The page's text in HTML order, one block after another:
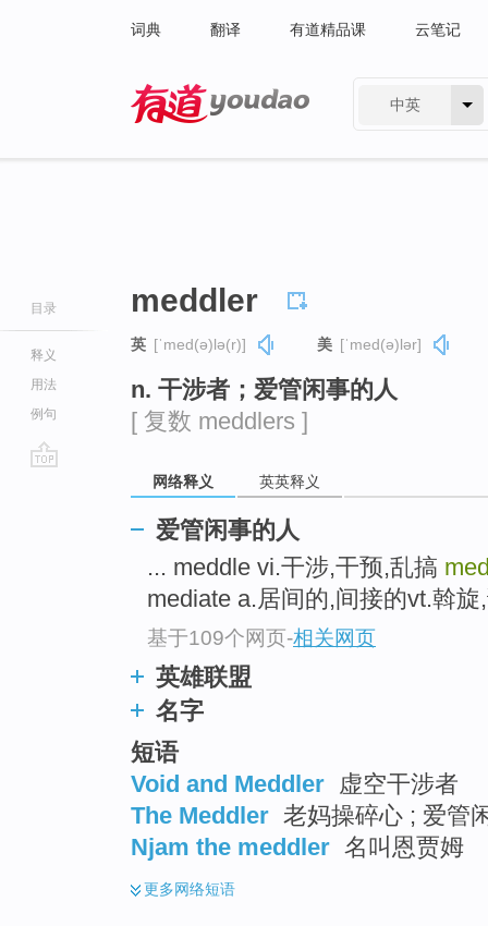
词典 翻译 有道精品课 云笔记
中英
目录
释义
用法
例句
meddler
英 [ˈmed(ə)lə(r)] 美 [ˈmed(ə)lər]
n. 干涉者；爱管闲事的人
[ 复数 meddlers ]
网络释义 英英释义
爱管闲事的人
... meddle vi.干涉,干预,乱搞
mediate a.居间的,间接的vt.斡
基于109个网页-相关网页
英雄联盟
名字
短语
Void and Meddler 虚空干涉者
The Meddler 老妈操碎心 ; 爱管
Njam the meddler 名叫恩贾姆
更多网络短语